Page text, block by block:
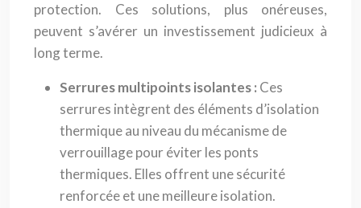
protection. Ces solutions, plus onéreuses,
peuvent s’avérer un investissement judicieux à
long terme.
Serrures multipoints isolantes : Ces
serrures intègrent des éléments d’isolation
thermique au niveau du mécanisme de
verrouillage pour éviter les ponts
thermiques. Elles offrent une sécurité
renforcée et une meilleure isolation.